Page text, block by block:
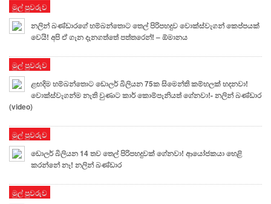
මුල් පුවරුව
නලින් බණ්ඩාරගේ හම්බන්තොට තෙල් පිරිපහදුව වොක්ස්වැගන් කෙප්පයක්
වෙයි! අපි ඒ ගැන දැනගත්තේ පත්තරෙන්! – ඕමානය
මුල් පුවරුව
ළඟදිම හම්බන්තොට ඩොලර් බිලියන 75ක සිමෙන්ති කම්හලක් හදනවා!
වොක්ස්වැගන්ම නැති වුණාට කාර් කොම්පැනියත් ගේනවා!- නලින් බණ්ඩාර
(video)
මුල් පුවරුව
ඩොලර් බිලියන 14 තව තෙල් පිරිපහදුවක් ගේනවා! ආයෝජකයා හෙළි
කරන්නේ නෑ! නලින් බණ්ඩාර
මුල් පුවරුව